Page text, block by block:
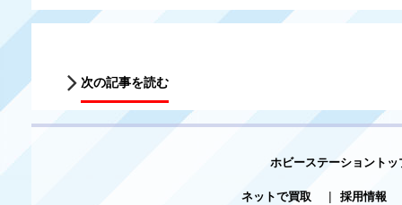
次の記事を読む
ホビーステーショントッ
ネットで買取
| 採用情報